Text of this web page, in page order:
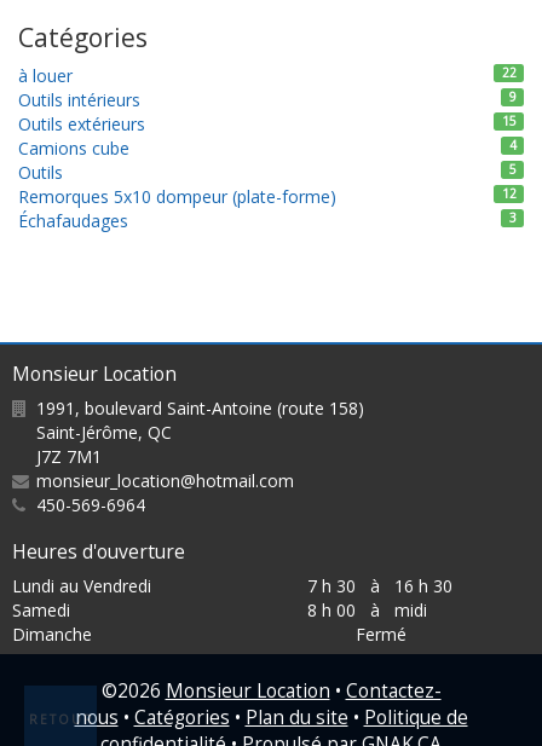
Catégories
à louer 22
Outils intérieurs 9
Outils extérieurs 15
Camions cube 4
Outils 5
Remorques 5x10 dompeur (plate-forme) 12
Échafaudages 3
Monsieur Location
1991, boulevard Saint-Antoine (route 158)
Saint-Jérôme, QC
J7Z 7M1
monsieur_location@hotmail.com
450-569-6964
RETOUR
Heures d'ouverture
Lundi au Vendredi
7 h 30 à 16 h 30
Samedi
8 h 00 à midi
Dimanche
Fermé
©2026 Monsieur Location • Contactez-
nous • Catégories • Plan du site • Politique de